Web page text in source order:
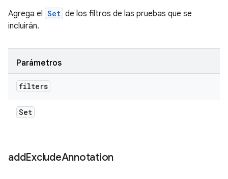
Agrega el Set de los filtros de las pruebas que se
incluirán.
Parámetros
filters
Set
addExcludeAnnotation